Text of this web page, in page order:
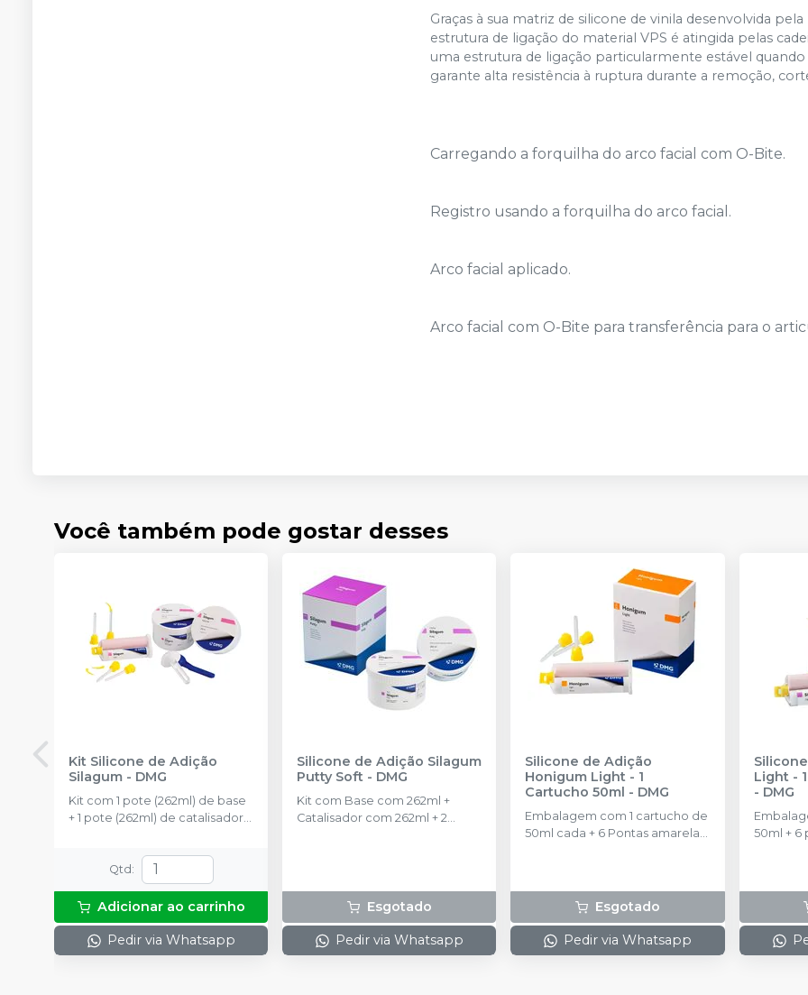
Graças à sua matriz de silicone de vinila desenvolvida
estrutura de ligação do material VPS é atingida pelas
uma estrutura de ligação particularmente estável quando
garante alta resistência à ruptura durante a remoção,
Carregando a forquilha do arco facial com O-Bite.
Registro usando a forquilha do arco facial.
Arco facial aplicado.
Arco facial com O-Bite para transferência para o
Você também pode gostar desses
Kit Silicone de Adição
Silagum - DMG
Kit com 1 pote (262ml) de base
+ 1 pote (262ml) de catalisador +
pontas misturadoras + 6 pontas
Qtd :
Adicionar ao carrinho
Pedir via Whatsapp
Silicone de Adição Silagum
Putty Soft - DMG
Kit com Base com 262ml +
Catalisador com 262ml + 2
Esgotado
Pedir via Whatsapp
Silicone de Adição
Honigum Light - 1
Cartucho 50ml - DMG
Embalagem com 1 cartucho de
50ml cada + 6 Pontas amarelas
Esgotado
Pedir via Whatsapp
Light -
- DMG
50ml + 6